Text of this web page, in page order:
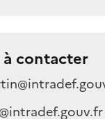
à contacter